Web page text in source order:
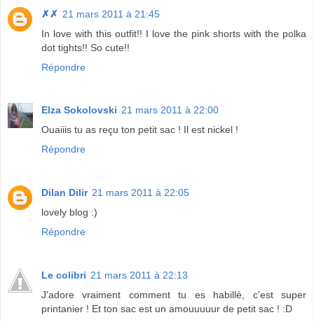
✗✗ 21 mars 2011 à 21:45
In love with this outfit!! I love the pink shorts with the polka
dot tights!! So cute!!
Répondre
Elza Sokolovski 21 mars 2011 à 22:00
Ouaiiis tu as reçu ton petit sac ! Il est nickel !
Répondre
Dilan Dilir 21 mars 2011 à 22:05
lovely blog :)
Répondre
Le colibri 21 mars 2011 à 22:13
J'adore vraiment comment tu es habillé, c'est super
printanier ! Et ton sac est un amouuuuur de petit sac ! :D